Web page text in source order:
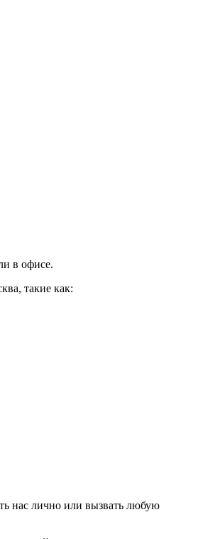
в офисе.
такие как:
нас лично или вызвать любую